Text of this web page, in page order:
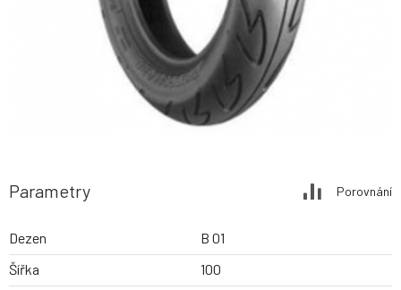
Parametry Porovnání
Dezen
B 01
Šířka
100